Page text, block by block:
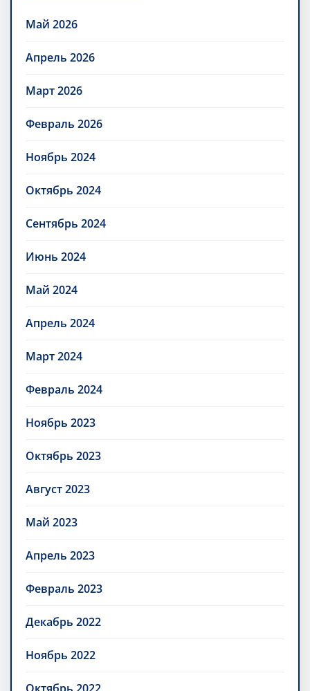
Май 2026
Апрель 2026
Март 2026
Февраль 2026
Ноябрь 2024
Октябрь 2024
Сентябрь 2024
Июнь 2024
Май 2024
Апрель 2024
Март 2024
Февраль 2024
Ноябрь 2023
Октябрь 2023
Август 2023
Май 2023
Апрель 2023
Февраль 2023
Декабрь 2022
Ноябрь 2022